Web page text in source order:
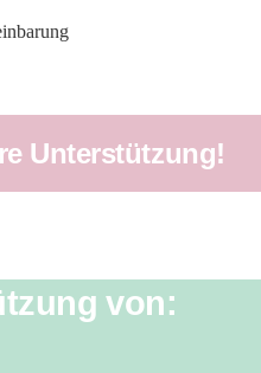
Unterstützung!
von: